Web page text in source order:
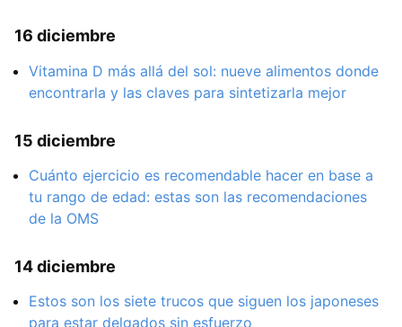
16 diciembre
Vitamina D más allá del sol: nueve alimentos donde
encontrarla y las claves para sintetizarla mejor
15 diciembre
Cuánto ejercicio es recomendable hacer en base a
tu rango de edad: estas son las recomendaciones
de la OMS
14 diciembre
Estos son los siete trucos que siguen los japoneses
para estar delgados sin esfuerzo